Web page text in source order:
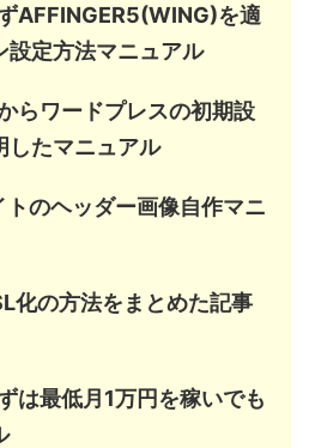
AFFINGER5(WING)を適
設定方法マニュアル
らワードプレスの初期設
したマニュアル
のヘッダー画像自作マニ
化の方法をまとめた記事
は最低月1万円を稼いでも